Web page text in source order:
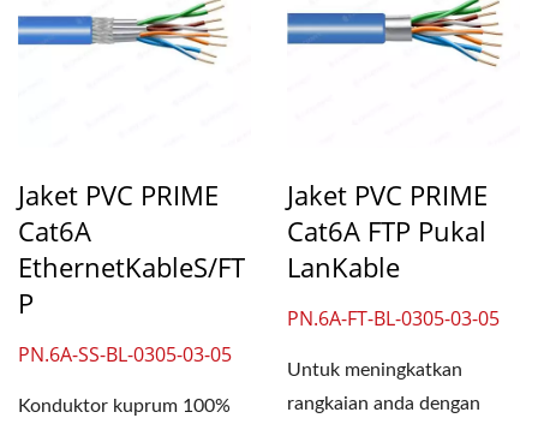
Jaket PVC PRIME
Cat6A
EthernetKableS/FT
P
PN.6A-SS-BL-0305-03-05
Konduktor kuprum 100%
Jaket PVC PRIME
Cat6A FTP Pukal
LanKable
PN.6A-FT-BL-0305-03-05
Untuk meningkatkan
rangkaian anda dengan